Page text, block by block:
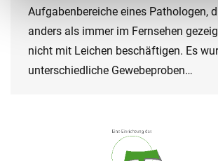
Aufgabenbereiche eines Pathologen,
anders als immer im Fernsehen
nicht mit Leichen beschäftigen. Es
unterschiedliche Gewebeproben…